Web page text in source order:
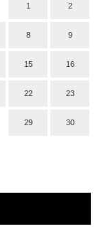
1 2
8 9
15 16
22 23
29 30